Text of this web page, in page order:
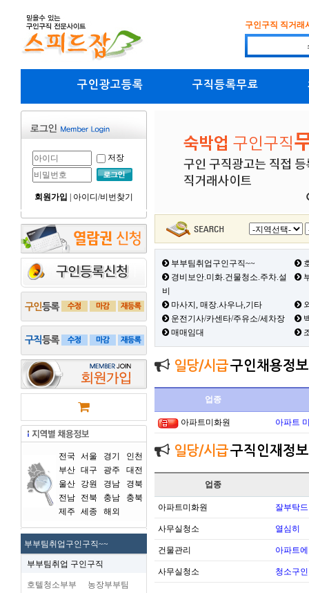
구인구직 직거래
구인광고등록 구직등록무료
저장
회원가입 아이디/비번찾기
전국 서울 경기
인천
부산 대구 광주
대전
울산
강원 경남
경북
전남
전북 충남
충북
제주
세종 해외
부부팀취업구인구직~~
부부팀취업 구인구직
호텔청소부부 농장부부팀
부부팀취업구인구직~~
경비보안.미화.건물청소.주차.설
비
마사지, 매장.사우나,기타
운전기사/카센타/주유소/세차장
매매임대
일당/시급구인채용정보
업종
아파트미화원 아파트
일당/시급구직인재정보
업종
아파트미화원 잘부탁
사무실청소 열심히
건물관리 아파트
사무실청소 청소구인